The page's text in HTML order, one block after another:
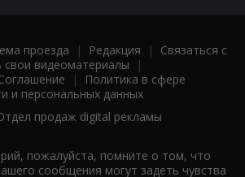
проезда | Редакция | Связаться с
свои видеоматериалы |
|
Политика в сфере
и персональных данных
продаж digital рекламы
пожалуйста, помните о том, что
сообщения могут задеть чувства